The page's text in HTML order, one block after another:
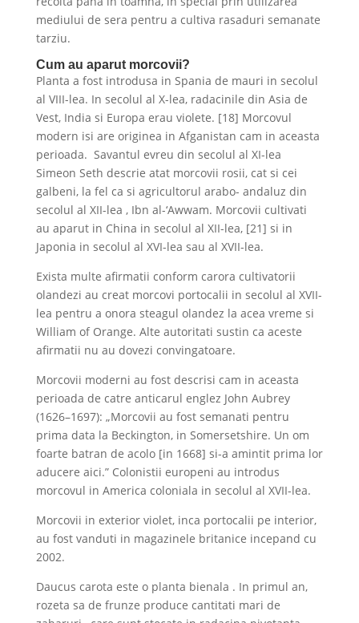
mediului de sera pentru a cultiva rasaduri semanate
tarziu.
Cum au aparut morcovii?
Planta a fost introdusa in Spania de mauri in secolul
al VIII-lea. In secolul al X-lea, radacinile din Asia de
Vest, India si Europa erau violete. [18] Morcovul
modern isi are originea in Afganistan cam in aceasta
perioada. Savantul evreu din secolul al XI-lea
Simeon Seth descrie atat morcovii rosii, cat si cei
galbeni, la fel ca si agricultorul arabo- andaluz din
secolul al XII-lea , Ibn al-‘Awwam. Morcovii cultivati
au aparut in China in secolul al XII-lea, [21] si in
Japonia in secolul al XVI-lea sau al XVII-lea.
Exista multe afirmatii conform carora cultivatorii
olandezi au creat morcovi portocalii in secolul al XVII-
lea pentru a onora steagul olandez la acea vreme si
William of Orange. Alte autoritati sustin ca aceste
afirmatii nu au dovezi convingatoare.
Morcovii moderni au fost descrisi cam in aceasta
perioada de catre anticarul englez John Aubrey
(1626–1697): „Morcovii au fost semanati pentru
prima data la Beckington, in Somersetshire. Un om
foarte batran de acolo [in 1668] si-a amintit prima lor
aducere aici.” Colonistii europeni au introdus
morcovul in America coloniala in secolul al XVII-lea.
Morcovii in exterior violet, inca portocalii pe interior,
au fost vanduti in magazinele britanice incepand cu
2002.
Daucus carota este o planta bienala . In primul an,
rozeta sa de frunze produce cantitati mari de